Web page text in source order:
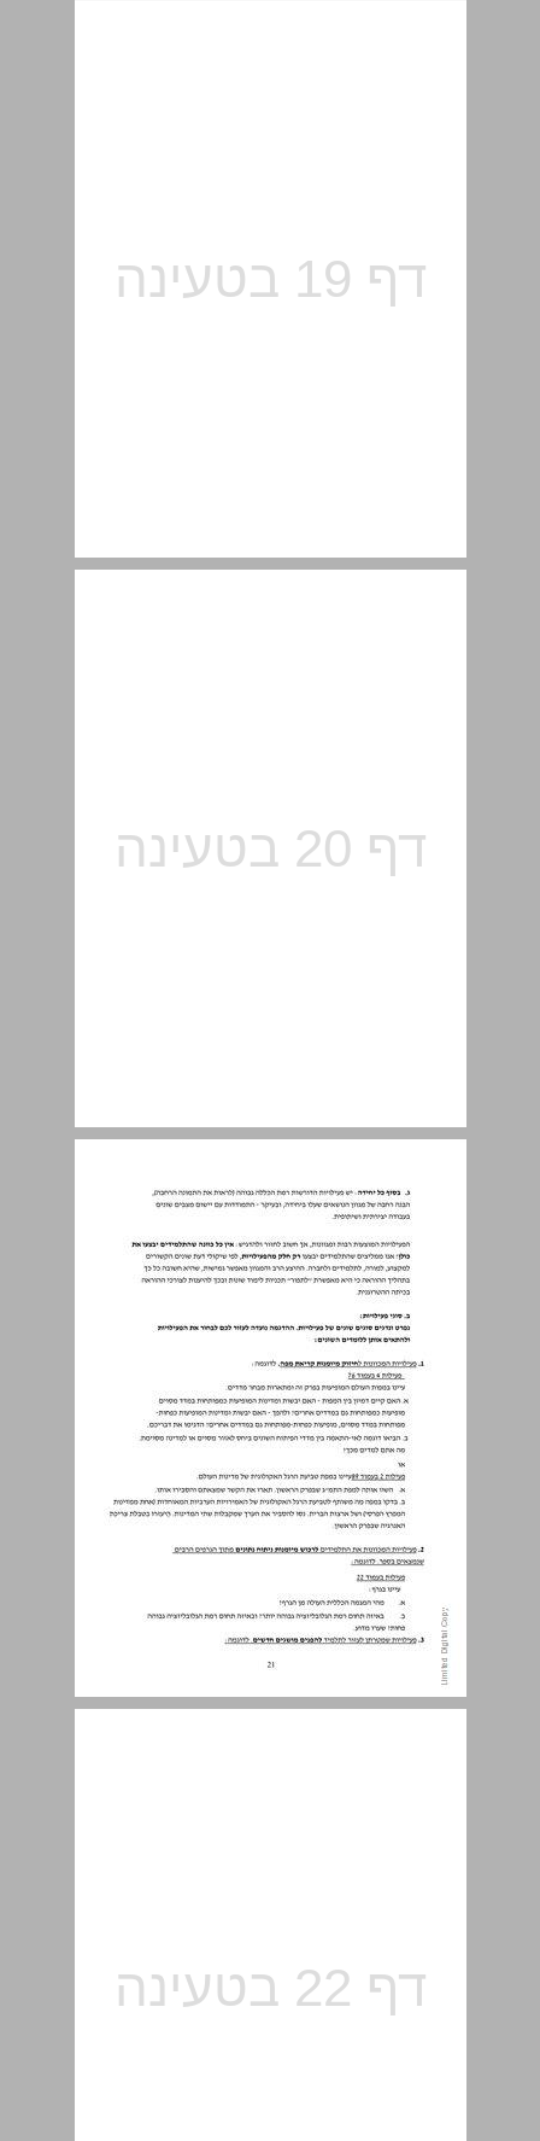
כישורי חשיבה והפעילויות בספר ... 20
ב. סוגי פעילויות ... 21